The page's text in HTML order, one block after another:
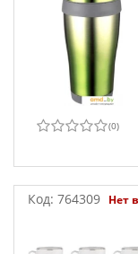
(0)
Код: 764309 Нет